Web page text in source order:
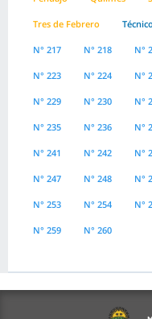
Tres de Febrero
N° 217 N° 218 N°
N° 223 N° 224 N°
N° 229 N° 230 N°
N° 235 N° 236 N°
N° 241 N° 242 N°
N° 247 N° 248 N°
N° 253 N° 254 N°
N° 259 N° 260